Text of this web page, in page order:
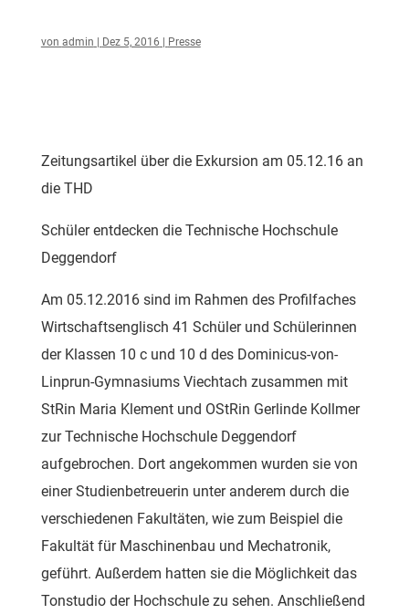
von admin Dez 5, 2016 Presse
Zeitungsartikel über die Exkursion am 05.12.16 an
die THD
Schüler entdecken die Technische Hochschule
Deggendorf
Am 05.12.2016 sind im Rahmen des Profilfaches
Wirtschaftsenglisch 41 Schüler und Schülerinnen
der Klassen 10 c und 10 d des Dominicus-von-
Linprun-Gymnasiums Viechtach zusammen mit
StRin Maria Klement und OStRin Gerlinde Kollmer
zur Technische Hochschule Deggendorf
aufgebrochen. Dort angekommen wurden sie von
einer Studienbetreuerin unter anderem durch die
verschiedenen Fakultäten, wie zum Beispiel die
Fakultät für Maschinenbau und Mechatronik,
geführt. Außerdem hatten sie die Möglichkeit das
Tonstudio der Hochschule zu sehen. Anschließend